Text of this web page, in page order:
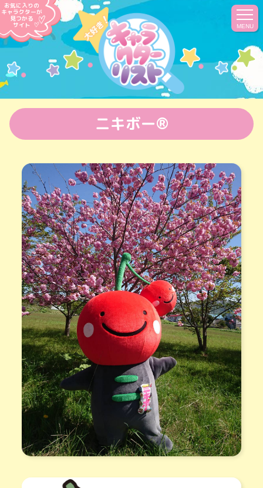
MENU
お気に入りの
キャラクターが
見つかる
サイト
ニキボー®︎